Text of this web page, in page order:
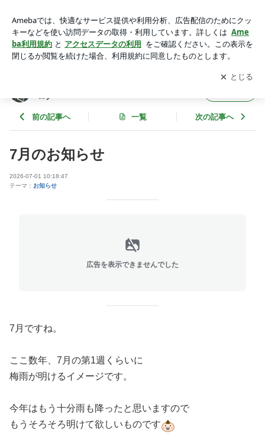
ログ
アプリをダウンロードして ブログの更新通知
を受け取りまし
ょう。
開く
ログ
前の記事へ 一覧 次の記事へ
7月のお知らせ
2026-07-01 10:18:47
テーマ： お知らせ
広告を表示できませんでした
7月ですね。
ここ数年、7月の第1週くらいに
梅雨が明けるイメージです。
今年はもう十分雨も降ったと思いますので
もうそろそろ明けて欲しいものです